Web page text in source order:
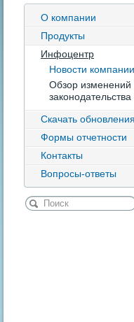
О компании
Продукты
Инфоцентр
Новости компании
Обзор изменений
законодательства
Скачать обновления
Формы отчетности
Контакты
Вопросы-ответы